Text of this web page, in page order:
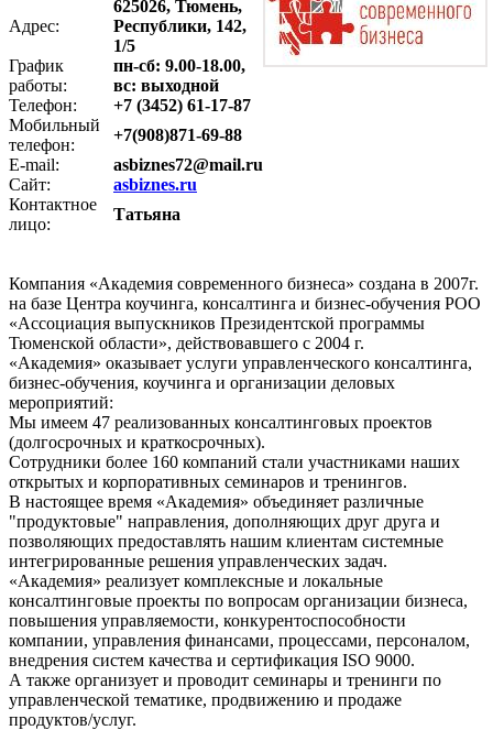
Адрес:
625026, Тюмень,
Республики, 142,
1/5
График
работы:
пн-сб: 9.00-18.00,
вс: выходной
Телефон:
+7 (3452) 61-17-87
Мобильный
телефон:
+7(908)871-69-88
E-mail:
asbiznes72@mail.ru
Сайт:
asbiznes.ru
Контактное
лицо:
Татьяна
Компания «Академия современного бизнеса» создана в 2007г.
на базе Центра коучинга, консалтинга и бизнес-обучения РОО
«Ассоциация выпускников Президентской программы
Тюменской области», действовавшего с 2004 г.
«Академия» оказывает услуги управленческого консалтинга,
бизнес-обучения, коучинга и организации деловых
мероприятий:
Мы имеем 47 реализованных консалтинговых проектов
(долгосрочных и краткосрочных).
Сотрудники более 160 компаний стали участниками наших
открытых и корпоративных семинаров и тренингов.
В настоящее время «Академия» объединяет различные
"продуктовые" направления, дополняющих друг друга и
позволяющих предоставлять нашим клиентам системные
интегрированные решения управленческих задач.
«Академия» реализует комплексные и локальные
консалтинговые проекты по вопросам организации бизнеса,
повышения управляемости, конкурентоспособности
компании, управления финансами, процессами, персоналом,
внедрения систем качества и сертификация ISO 9000.
А также организует и проводит семинары и тренинги по
управленческой тематике, продвижению и продаже
продуктов/услуг.